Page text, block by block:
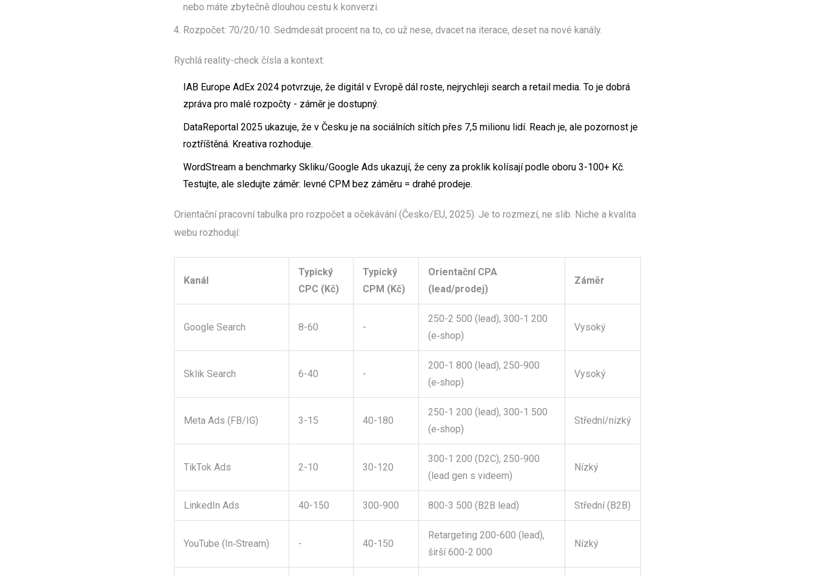
nebo máte zbytečně dlouhou cestu k konverzi.
Rozpočet: 70/20/10. Sedmdesát procent na to, co už nese, dvacet na iterace, deset na nové kanály.
Rychlá reality-check čísla a kontext:
IAB Europe AdEx 2024 potvrzuje, že digitál v Evropě dál roste, nejrychleji search a retail media. To je dobrá
zpráva pro malé rozpočty - záměr je dostupný.
DataReportal 2025 ukazuje, že v Česku je na sociálních sítích přes 7,5 milionu lidí. Reach je, ale pozornost je
roztříštěná. Kreativa rozhoduje.
WordStream a benchmarky Skliku/Google Ads ukazují, že ceny za proklik kolísají podle oboru 3-100+ Kč.
Testujte, ale sledujte záměr: levné CPM bez záměru = drahé prodeje.
Orientační pracovní tabulka pro rozpočet a očekávání (Česko/EU, 2025). Je to rozmezí, ne slib. Niche a kvalita
webu rozhodují:
Kanál
Typický
CPC (Kč)
Typický
CPM (Kč)
Orientační CPA
(lead/prodej)
Záměr
Google Search 8-60 -
250-2 500 (lead), 300-1 200
(e‑shop)
Vysoký
Sklik Search 6-40 -
200-1 800 (lead), 250-900
(e‑shop)
Vysoký
Meta Ads (FB/IG) 3-15 40-180
250-1 200 (lead), 300-1 500
(e‑shop)
Střední/nízký
TikTok Ads 2-10 30-120
300-1 200 (D2C), 250-900
(lead gen s videem)
Nízký
LinkedIn Ads 40-150 300-900 800-3 500 (B2B lead) Střední (B2B)
YouTube (In‑Stream) - 40-150
Retargeting 200-600 (lead),
širší 600-2 000
Nízký